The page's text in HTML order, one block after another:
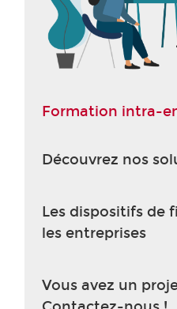
Formation intra-
Découvrez nos
Les dispositifs de
les entreprises
Vous avez un